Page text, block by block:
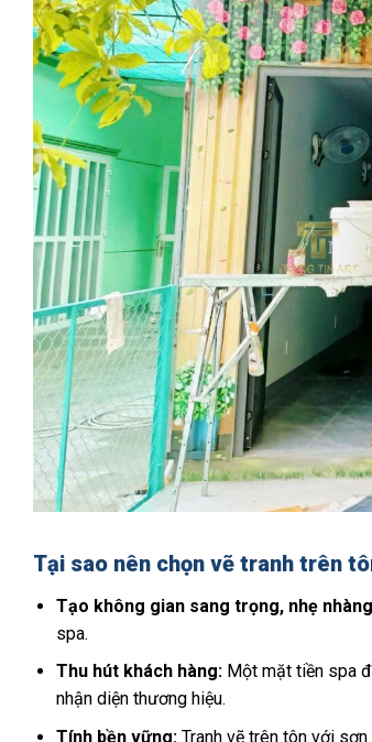
Tại sao nên chọn vẽ tranh trên
Tạo không gian sang trọng, nhẹ
spa.
Thu hút khách hàng:Một mặt tiền spa
nhận diện thương hiệu.
Tính bền vững:Tranh vẽ trên tôn với